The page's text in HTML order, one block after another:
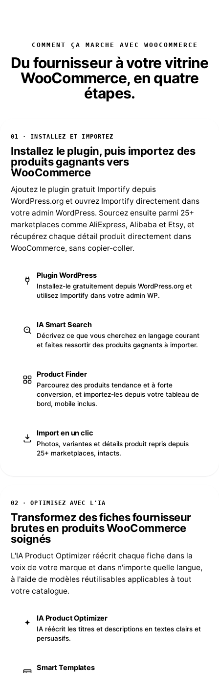
COMMENT ÇA MARCHE AVEC WOOCOMMERCE
Du fournisseur à votre vitrine
WooCommerce, en quatre
étapes.
01 · INSTALLEZ ET IMPORTEZ
Installez le plugin, puis importez des
produits gagnants vers
WooCommerce
Ajoutez le plugin gratuit Importify depuis
WordPress.org et ouvrez Importify directement dans
votre admin WordPress. Sourcez ensuite parmi 25+
marketplaces comme AliExpress, Alibaba et Etsy, et
récupérez chaque détail produit directement dans
WooCommerce, sans copier-coller.
Plugin WordPress
Installez-le gratuitement depuis WordPress.org et
utilisez Importify dans votre admin WP.
IA Smart Search
Décrivez ce que vous cherchez en langage courant
et faites ressortir des produits gagnants à importer.
Product Finder
Parcourez des produits tendance et à forte
conversion, et importez-les depuis votre tableau de
bord, mobile inclus.
Import en un clic
Photos, variantes et détails produit repris depuis
25+ marketplaces, intacts.
02 · OPTIMISEZ AVEC L'IA
Transformez des fiches fournisseur
brutes en produits WooCommerce
soignés
L'IA Product Optimizer réécrit chaque fiche dans la
voix de votre marque et dans n'importe quelle langue,
à l'aide de modèles réutilisables applicables à tout
votre catalogue.
IA Product Optimizer
IA réécrit les titres et descriptions en textes clairs et
persuasifs.
Smart Templates